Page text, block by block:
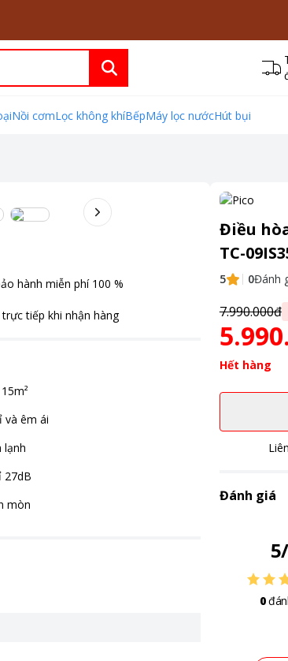
Nồi cơmLọc không khíBếpMáy lọc nướcHút bụi
hành miễn phí 100 %
trực tiếp khi nhận hàng
và êm ái
lạnh
27dB
mòn
Điều
TC-
5 0Đánh
7.990.000đ
Hết hàng
Đánh giá
5/
0